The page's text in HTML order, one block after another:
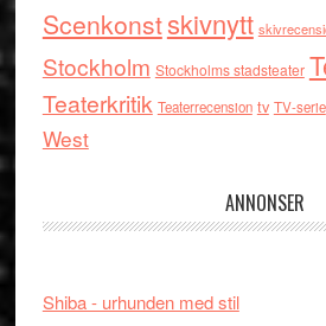
Scenkonstskivnytt
Stockholm Stockholms stadsteater
Teaterkritik Teaterrecension tv TV-serie
West
ANNONSER
Shiba - urhunden med stil